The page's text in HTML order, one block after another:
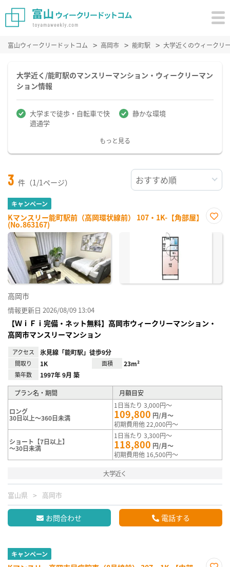
富山ウィークリードットコム 高岡市 能町駅 大学近くのウィークリ
大学近く/能町駅のマンスリーマンション・ウィークリーマン
ション情報
大学まで徒歩・自転車で快
適通学
静かな環境
もっと見る
3 件（1/1ページ）
キャンペーン
Kマンスリー能町駅前（高岡環状線前） 107・1K-【角部屋】
(No.863167)
に入
高岡市
情報更新日 2026/08/09 13:04
【ＷｉＦｉ完備・ネット無料】高岡市ウィークリーマンション・
高岡市マンスリーマンション
アクセス 氷見線「能町駅」徒歩9分
間取り 1K 面積 23m²
築年数 1997年 9月 築
プラン名・期間 月額目安
ロング
30日以上～360日未満
1日当たり 3,000円～
109,800 円/月～
初期費用他 22,000円～
ショート【7日以上】
～30日未満
1日当たり 3,300円～
118,800 円/月～
初期費用他 16,500円～
大学近く
富山県 高岡市
お問合わせ 電話する
キャンペーン